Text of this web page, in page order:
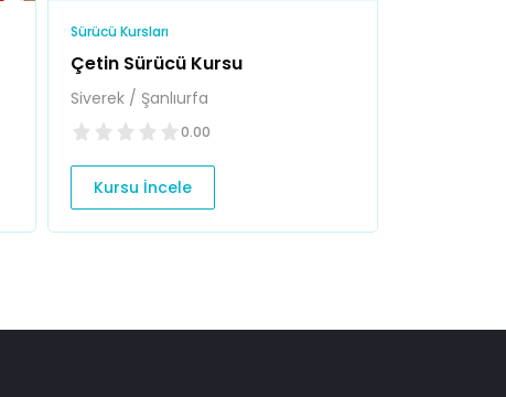
Sürücü Kursları
Çetin Sürücü Kursu
Siverek / Şanlıurfa
0.00
Kursu İncele